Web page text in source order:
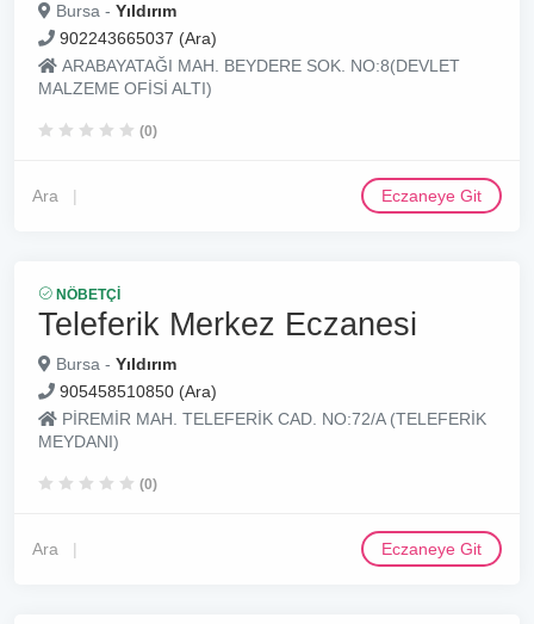
Bursa - Yıldırım
902243665037 (Ara)
ARABAYATAĞI MAH. BEYDERE SOK. NO:8(DEVLET
MALZEME OFİSİ ALTI)
(0)
Ara Eczaneye Git
NÖBETÇI
Teleferik Merkez Eczanesi
Bursa - Yıldırım
905458510850 (Ara)
PİREMİR MAH. TELEFERİK CAD. NO:72/A (TELEFERİK
MEYDANI)
(0)
Ara Eczaneye Git